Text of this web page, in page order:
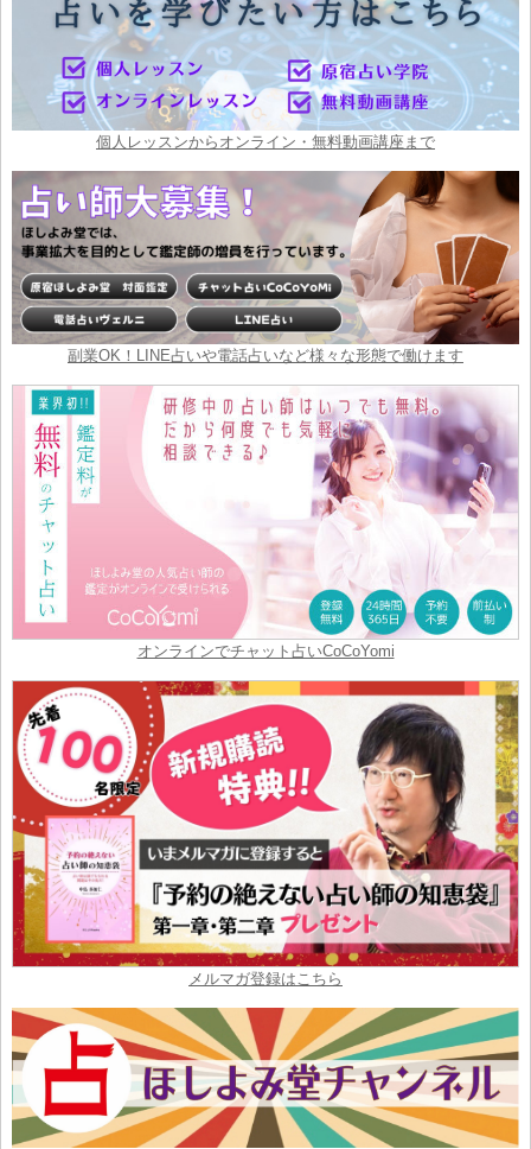
個人レッスンからオンライン・無料動画講座まで
副業OK！LINE占いや電話占いなど様々な形態で働けます
オンラインでチャット占いCoCoYomi
メルマガ登録はこちら